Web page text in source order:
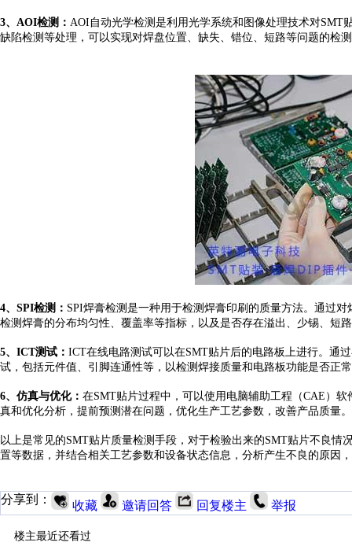
3、AOI检测： AOI自动光学检测是利用光学系统和图像处理技术对SMT
缺陷检测等处理，可以实现对焊盘位置、缺失、错位、短路等问题的检
4、SPI检测： SPI焊膏检测是一种用于检测焊膏印刷的质量方法。通过
检测焊膏的分布均匀性、覆盖率等指标，以及是否存在溢出、少锡、短
5、ICT测试： ICT在线电路测试可以在SMT贴片后的电路板上进行。通
试，包括元件值、引脚连通性等，以检测焊接质量和电路板功能是否正
6、仿真与优化： 在SMT贴片过程中，可以使用电脑辅助工程（CAE）
真和优化分析，提前预测潜在问题，优化生产工艺参数，改善产品质量。
以上是常见的SMT贴片质量检测手段，对于检验出来的SMT贴片不良情
置等数据，并结合相关工艺参数和设备状态信息，分析产生不良的原因
分享到： 收藏 邀请回答 回复楼主 举报
楼主最近还看过